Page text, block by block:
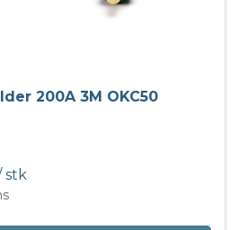
200A 3M OKC50
stk